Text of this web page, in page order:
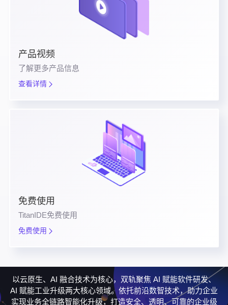
产品视频
了解更多产品信息
查看详情
免费使用
TitanIDE免费使用
免费使用
以云原生、AI 融合技术为核心，双轨聚焦 AI 赋能软件研发、
AI 赋能工业升级两大核心领域。依托前沿数智技术，助力企业
实现业务全链路智能化升级，打造安全、透明、可靠的企业级